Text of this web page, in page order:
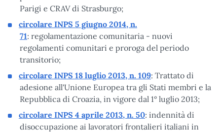
Parigi e CRAV di Strasburgo;
circolare INPS 5 giugno 2014, n.
71: regolamentazione comunitaria - nuovi
regolamenti comunitari e proroga del periodo
transitorio;
circolare INPS 18 luglio 2013, n. 109: Trattato di
adesione all'Unione Europea tra gli Stati membri e la
Repubblica di Croazia, in vigore dal 1° luglio 2013;
circolare INPS 4 aprile 2013, n. 50: indennità di
disoccupazione ai lavoratori frontalieri italiani in